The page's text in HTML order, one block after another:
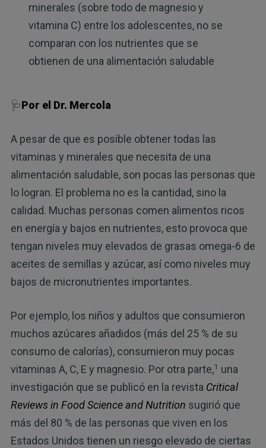
minerales (sobre todo de magnesio y
vitamina C) entre los adolescentes, no se
comparan con los nutrientes que se
obtienen de una alimentación saludable
🩺Por el Dr. Mercola
A pesar de que es posible obtener todas las
vitaminas y minerales que necesita de una
alimentación saludable, son pocas las personas que
lo logran. El problema no es la cantidad, sino la
calidad. Muchas personas comen alimentos ricos
en energía y bajos en nutrientes, esto provoca que
tengan niveles muy elevados de grasas omega-6 de
aceites de semillas y azúcar, así como niveles muy
bajos de micronutrientes importantes.
Por ejemplo, los niños y adultos que consumieron
muchos azúcares añadidos (más del 25 % de su
consumo de calorías), consumieron muy pocas
vitaminas A, C, E y magnesio. Por otra parte,1 una
investigación que se publicó en la revista Critical
Reviews in Food Science and Nutrition sugirió que
más del 80 % de las personas que viven en los
Estados Unidos tienen un riesgo elevado de ciertas